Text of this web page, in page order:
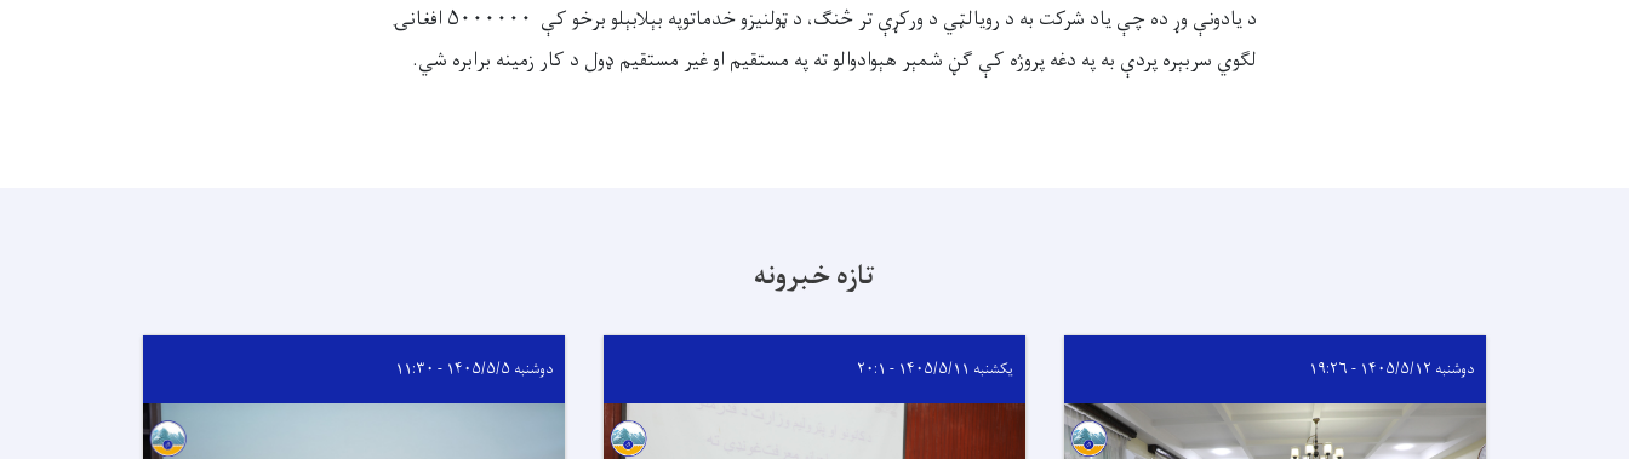
د یادونې وړ ده چې یاد شرکت به د رویالټي د ورکړې تر څنګ، د ټولنیزو خدماتوپه بېلابېلو برخو کې ۵۰۰۰۰۰۰ افغانۍ
لګوي سربېره پردې به په دغه پروژه کې ګڼ شمېر هېوادوالو ته په مستقیم او غیر مستقیم ډول د کار زمینه برابره شي.
تازه خبرونه
دوشنبه ۱۴۰۵/۵/۱۲ - ۱۹:۲۶ یکشنبه ۱۴۰۵/۵/۱۱ - ۲۰:۱ دوشنبه ۱۴۰۵/۵/۵ - ۱۱:۳۰